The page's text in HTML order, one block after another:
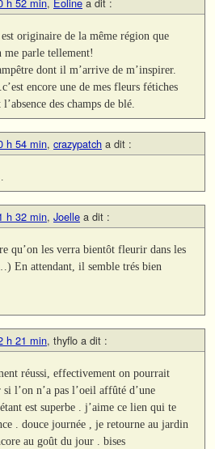
originaire de la même région que
parle tellement!
dont il m’arrive de m’inspirer.
encore une de mes fleurs fétiches
des champs de blé.
h 54 min, crazypatch a dit :
h 32 min, Joelle a dit :
qu’on les verra bientôt fleurir dans les
En attendant, il semble trés bien
h 21 min, thyflo a dit :
réussi, effectivement on pourrait
l’on n’a pas l’oeil affûté d’une
est superbe . j’aime ce lien qui te
. douce journée , je retourne au jardin
au goût du jour . bises